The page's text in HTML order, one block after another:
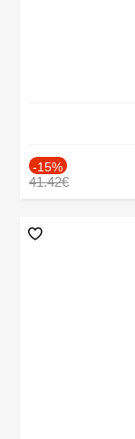
-15%
41.42€